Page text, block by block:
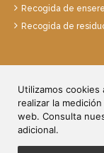
Utilizamos
realizar la
web. Consulta
adicional.
Recogida de
Recogida de